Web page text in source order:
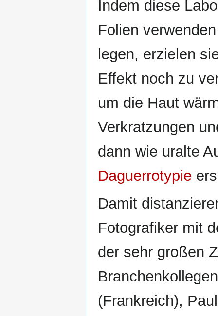
Indem diese
Folien
legen, erzielen
Effekt noch zu
um die Haut
Verkratzungen
dann wie uralte
Daguerrotypie
Damit
Fotografiker mit
der sehr großen
(Frankreich),